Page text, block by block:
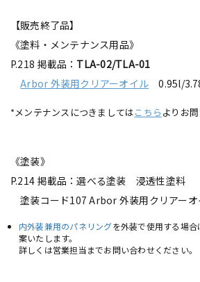
【販売終了品】
《塗料・メンテナンス用品》
P.218 掲載品： TLA-02/TLA-01
Arbor 外装用クリアーオイル 0.95l/
*メンテナンスにつきましてはこちら よりお
《塗装》
P.214 掲載品：選べる塗装 浸透性塗料
塗装コード107 Arbor 外装用クリアーオ
内外装兼用のパネリングを外装で使用する場
案いたします。
詳しくは営業担当までお問い合わせください。